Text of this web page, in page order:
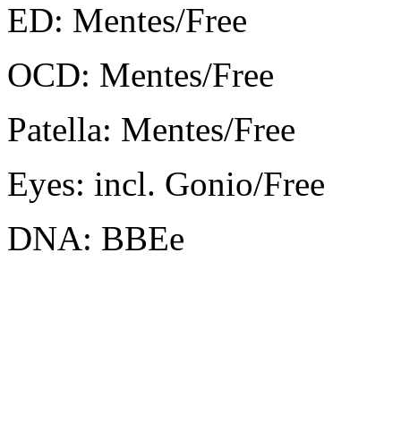
ED: Mentes/Free
OCD: Mentes/Free
Patella: Mentes/Free
Eyes: incl. Gonio/Free
DNA: BBEe